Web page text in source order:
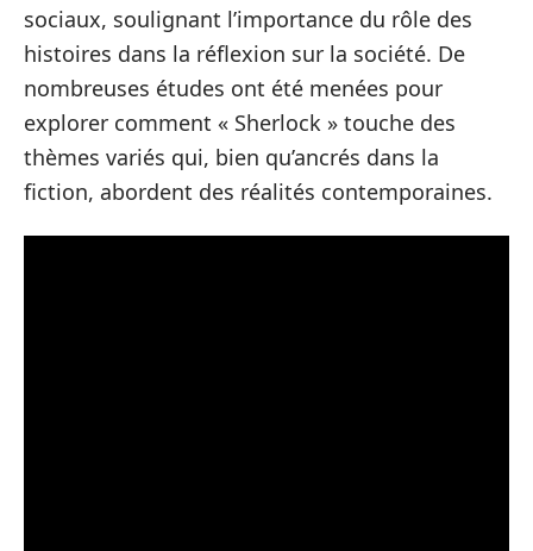
sociaux, soulignant l’importance du rôle des
histoires dans la réflexion sur la société. De
nombreuses études ont été menées pour
explorer comment « Sherlock » touche des
thèmes variés qui, bien qu’ancrés dans la
fiction, abordent des réalités contemporaines.